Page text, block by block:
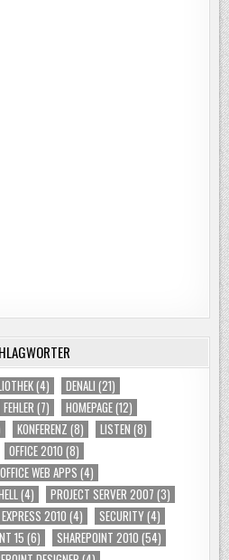
(4) DENALI (21)
FEHLER (7) HOMEPAGE(12)
KONFERENZ (8) LISTEN (8)
OFFICE 2010 (8)
OFFICE WEB APPS (4)
(4) PROJECT SERVER 2007 (3)
2010 (4) SECURITY(4)
15 (6) SHAREPOINT 2010 (54)